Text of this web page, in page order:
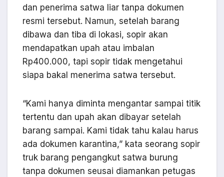
dan penerima satwa liar tanpa dokumen
resmi tersebut. Namun, setelah barang
dibawa dan tiba di lokasi, sopir akan
mendapatkan upah atau imbalan
Rp400.000, tapi sopir tidak mengetahui
siapa bakal menerima satwa tersebut.
“Kami hanya diminta mengantar sampai titik
tertentu dan upah akan dibayar setelah
barang sampai. Kami tidak tahu kalau harus
ada dokumen karantina,” kata seorang sopir
truk barang pengangkut satwa burung
tanpa dokumen seusai diamankan petugas